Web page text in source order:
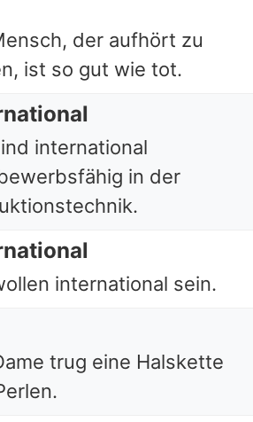
der aufhört zu
ist so gut wie tot.
international
in der
international sein.
trug eine Halskette